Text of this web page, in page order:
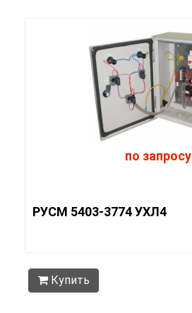
по запросу
РУСМ 5403-3774 УХЛ4
Купить